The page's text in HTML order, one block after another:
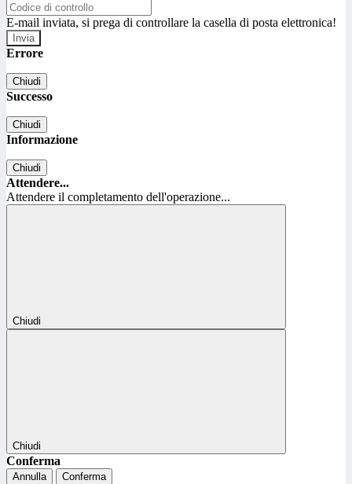
E-mail inviata, si prega di controllare la casella di posta elettronica!
Errore
Chiudi
Successo
Chiudi
Informazione
Chiudi
Attendere...
Attendere il completamento dell'operazione...
Chiudi
Chiudi
Conferma
Annulla Conferma